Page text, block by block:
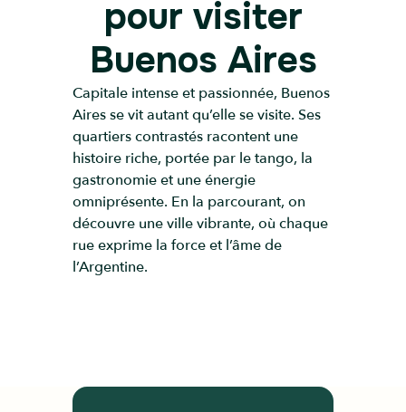
pour visiter
Buenos Aires
Capitale intense et passionnée, Buenos
Aires se vit autant qu’elle se visite. Ses
quartiers contrastés racontent une
histoire riche, portée par le tango, la
gastronomie et une énergie
omniprésente. En la parcourant, on
découvre une ville vibrante, où chaque
rue exprime la force et l’âme de
l’Argentine.